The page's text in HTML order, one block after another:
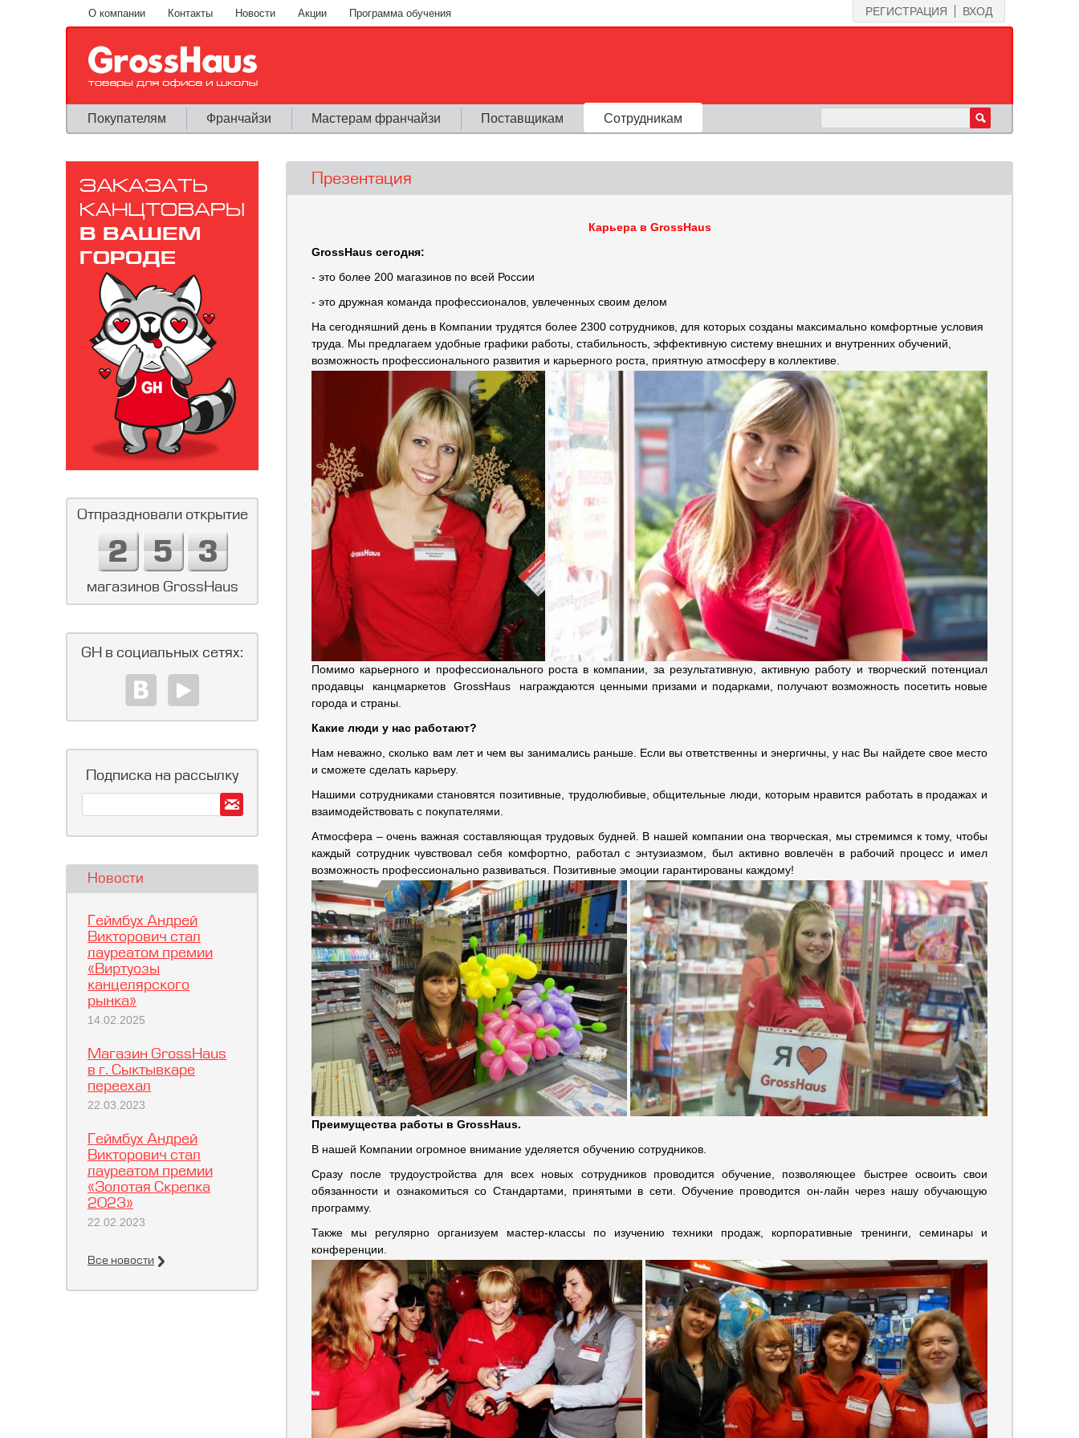
Перейти к основному содержанию РЕГИСТРАЦИЯ ВХОД
О компании Контакты Новости Акции Программа обучения
Покупателям Франчайзи Мастерам франчайзи Поставщикам Сотрудникам
Презентация
Карьера в GrossHaus
GrossHaus сегодня:
- это более 200 магазинов по всей России
- это дружная команда профессионалов, увлеченных своим делом
На сегодняшний день в Компании трудятся более 2300 сотрудников, для которых созданы максимально комфортные условия
труда. Мы предлагаем удобные графики работы, стабильность, эффективную систему внешних и внутренних обучений,
возможность профессионального развития и карьерного роста, приятную атмосферу в коллективе.
Помимо карьерного и профессионального роста в компании, за результативную, активную работу и творческий потенциал
продавцы канцмаркетов GrossHaus награждаются ценными призами и подарками, получают возможность посетить новые
города и страны.
Какие люди у нас работают?
Нам неважно, сколько вам лет и чем вы занимались раньше. Если вы ответственны и энергичны, у нас Вы найдете свое место
и сможете сделать карьеру.
Нашими сотрудниками становятся позитивные, трудолюбивые, общительные люди, которым нравится работать в продажах и
взаимодействовать с покупателями.
Атмосфера – очень важная составляющая трудовых будней. В нашей компании она творческая, мы стремимся к тому, чтобы
каждый сотрудник чувствовал себя комфортно, работал с энтузиазмом, был активно вовлечён в рабочий процесс и имел
возможность профессионально развиваться. Позитивные эмоции гарантированы каждому!
Преимущества работы в GrossHaus.
В нашей Компании огромное внимание уделяется обучению сотрудников.
Сразу после трудоустройства для всех новых сотрудников проводится обучение, позволяющее быстрее освоить свои
обязанности и ознакомиться со Стандартами, принятыми в сети. Обучение проводится он-лайн через нашу обучающую
программу.
Также мы регулярно организуем мастер-классы по изучению техники продаж, корпоративные тренинги, семинары и
конференции.
Отпраздновали открытие
магазинов GrossHaus
GH в социальных сетях:
Подписка на рассылку
Новости
Геймбух Андрей
Викторович стал
лауреатом премии
«Виртуозы
канцелярского
рынка»
14.02.2025
Магазин GrossHaus
в г. Сыктывкаре
переехал
22.03.2023
Геймбух Андрей
Викторович стал
лауреатом премии
«Золотая Скрепка
2023»
22.02.2023
Все новости